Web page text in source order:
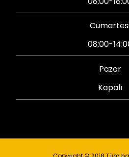
08:00-
Pazar
Kapalı